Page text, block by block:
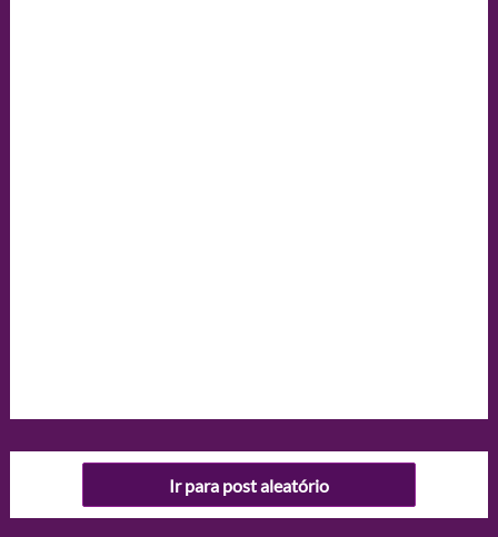
Ir para post aleatório